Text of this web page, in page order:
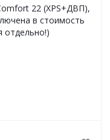
22 (XPS+ДВП),
в стоимость
отдельно!)